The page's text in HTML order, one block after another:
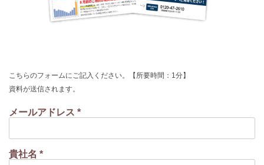
こちらのフォームにご記入ください。【所要時間：1分】
資料が送信されます。
メールアドレス *
貴社名 *